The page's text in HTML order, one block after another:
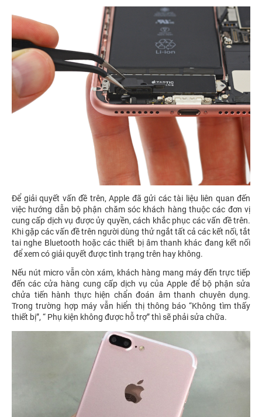
Để giải quyết vấn đề trên, Apple đã gửi các tài liệu liên quan đến
việc hướng dẫn bộ phận chăm sóc khách hàng thuộc các đơn vị
cung cấp dịch vụ được ủy quyền, cách khắc phục các vấn đề trên.
Khi gặp các vấn đề trên người dùng thử ngắt tất cả các kết nối, tắt
tai nghe Bluetooth hoặc các thiết bị âm thanh khác đang kết nối
để xem có giải quyết được tình trạng trên hay không.
Nếu nút micro vẫn còn xám, khách hàng mang máy đến trực tiếp
đến các cửa hàng cung cấp dịch vụ của Apple để bộ phận sửa
chửa tiến hành thực hiện chẩn đoán âm thanh chuyên dụng.
Trong trường hợp máy vẫn hiển thị thông báo “Không tìm thấy
thiết bị”, “ Phụ kiện không được hỗ trợ” thì sẽ phải sửa chữa.